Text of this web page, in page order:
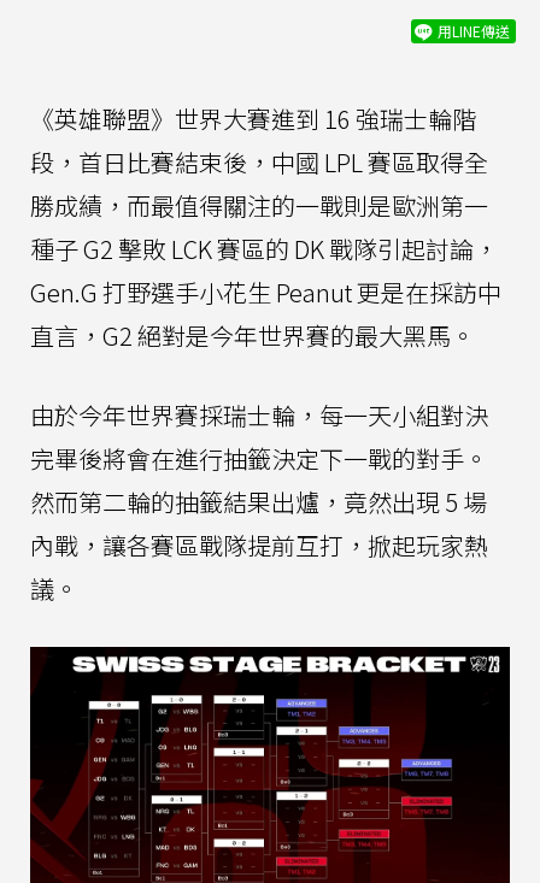
用LINE傳送
《英雄聯盟》世界大賽進到 16 強瑞士輪階
段，首日比賽結束後，中國 LPL 賽區取得全
勝成績，而最值得關注的一戰則是歐洲第一
種子 G2 擊敗 LCK 賽區的 DK 戰隊引起討論，
Gen.G 打野選手小花生 Peanut 更是在採訪中
直言，G2 絕對是今年世界賽的最大黑馬。
由於今年世界賽採瑞士輪，每一天小組對決
完畢後將會在進行抽籤決定下一戰的對手。
然而第二輪的抽籤結果出爐，竟然出現 5 場
內戰，讓各賽區戰隊提前互打，掀起玩家熱
議。